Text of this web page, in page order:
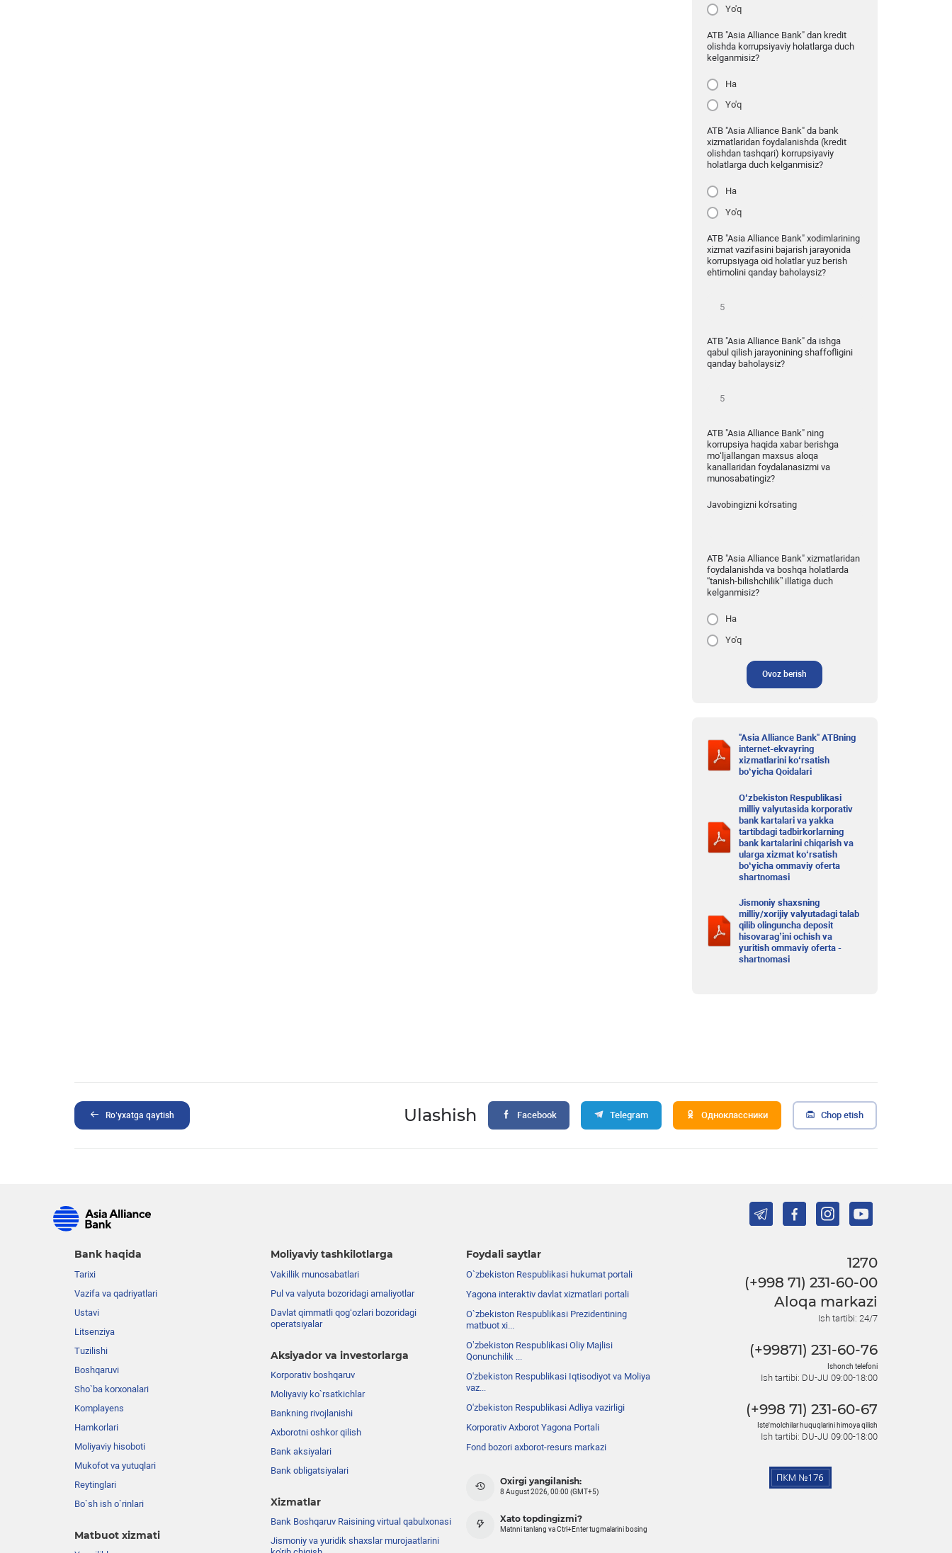
Yo'q
ATB "Asia Alliance Bank" dan kredit
olishda korrupsiyaviy holatlarga duch
kelganmisiz?
Ha
Yo'q
ATB "Asia Alliance Bank" da bank
xizmatlaridan foydalanishda (kredit
olishdan tashqari) korrupsiyaviy
holatlarga duch kelganmisiz?
Ha
Yo'q
ATB "Asia Alliance Bank" xodimlarining
xizmat vazifasini bajarish jarayonida
korrupsiyaga oid holatlar yuz berish
ehtimolini qanday baholaysiz?
ATB "Asia Alliance Bank" da ishga
qabul qilish jarayonining shaffofligini
qanday baholaysiz?
ATB "Asia Alliance Bank" ning
korrupsiya haqida xabar berishga
mo‘ljallangan maxsus aloqa
kanallaridan foydalanasizmi va
munosabatingiz?
Javobingizni ko'rsating
ATB "Asia Alliance Bank" xizmatlaridan
foydalanishda va boshqa holatlarda
“tanish-bilishchilik” illatiga duch
kelganmisiz?
Ha
Yo'q
Ovoz berish
"Asia Alliance Bank" ATBning
internet-ekvayring
xizmatlarini ko‘rsatish
bo‘yicha Qoidalari
O‘zbekiston Respublikasi
milliy valyutasida korporativ
bank kartalari va yakka
tartibdagi tadbirkorlarning
bank kartalarini chiqarish va
ularga xizmat ko‘rsatish
bo‘yicha ommaviy oferta
shartnomasi
Jismoniy shaxsning
milliy/xorijiy valyutadagi talab
qilib olinguncha deposit
hisovarag’ini ochish va
yuritish ommaviy oferta -
shartnomasi
Ro’yxatga qaytish Ulashish Facebook Telegram Одноклассники Chop etish
Bank haqida
Tarixi
Vazifa va qadriyatlari
Ustavi
Litsenziya
Tuzilishi
Boshqaruvi
Sho`ba korxonalari
Komplayens
Hamkorlari
Moliyaviy hisoboti
Mukofot va yutuqlari
Reytinglari
Bo`sh ish o`rinlari
Matbuot xizmati
Moliyaviy tashkilotlarga
Vakillik munosabatlari
Pul va valyuta bozoridagi amaliyotlar
Davlat qimmatli qog‘ozlari bozoridagi
operatsiyalar
Aksiyador va investorlarga
Korporativ boshqaruv
Moliyaviy ko`rsatkichlar
Bankning rivojlanishi
Axborotni oshkor qilish
Bank aksiyalari
Bank obligatsiyalari
Xizmatlar
Bank Boshqaruv Raisining virtual qabulxonasi
Jismoniy va yuridik shaxslar murojaatlarini
Foydali saytlar
O`zbekiston Respublikasi hukumat portali
Yagona interaktiv davlat xizmatlari portali
O`zbekiston Respublikasi Prezidentining
matbuot xi...
Oʼzbekiston Respublikasi Oliy Majlisi
Qonunchilik ...
O'zbekiston Respublikasi Iqtisodiyot va Moliya
vaz...
O'zbekiston Respublikasi Adliya vazirligi
Korporativ Axborot Yagona Portali
Fond bozori axborot-resurs markazi
Oxirgi yangilanish:
8 August 2026, 00:00 (GMT+5)
Xato topdingizmi?
Matnni tanlang va Ctrl+Enter tugmalarini bosing
1270
(+998 71) 231-60-00
Aloqa markazi
Ish tartibi: 24/7
(+99871) 231-60-76
Ishonch telefoni
Ish tartibi: DU-JU 09:00-18:00
(+998 71) 231-60-67
Iste'molchilar huquqlarini himoya qilish
Ish tartibi: DU-JU 09:00-18:00